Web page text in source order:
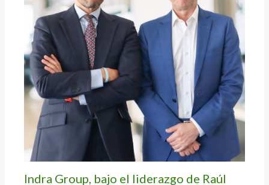
Indra Group, bajo el liderazgo de Raúl